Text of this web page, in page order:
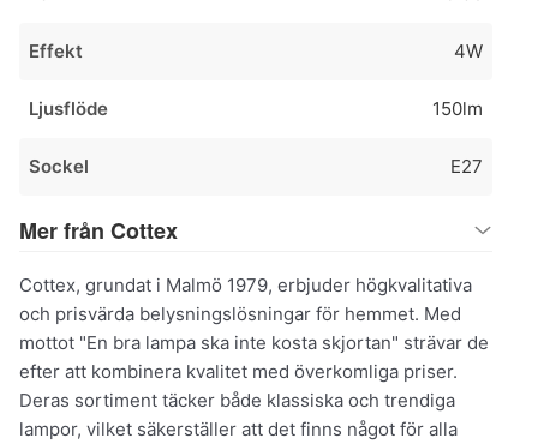
Effekt 4W
Ljusflöde 150lm
Sockel E27
Mer från Cottex
Cottex, grundat i Malmö 1979, erbjuder högkvalitativa
och prisvärda belysningslösningar för hemmet. Med
mottot "En bra lampa ska inte kosta skjortan" strävar de
efter att kombinera kvalitet med överkomliga priser.
Deras sortiment täcker både klassiska och trendiga
lampor, vilket säkerställer att det finns något för alla